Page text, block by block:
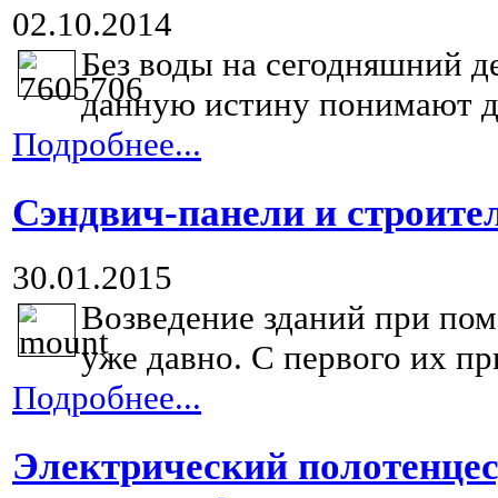
02.10.2014
Без воды на сегодняшний
данную истину понимают
Подробнее...
Сэндвич-панели и
30.01.2015
Возведение зданий при
уже давно. С первого их
Подробнее...
Электрический